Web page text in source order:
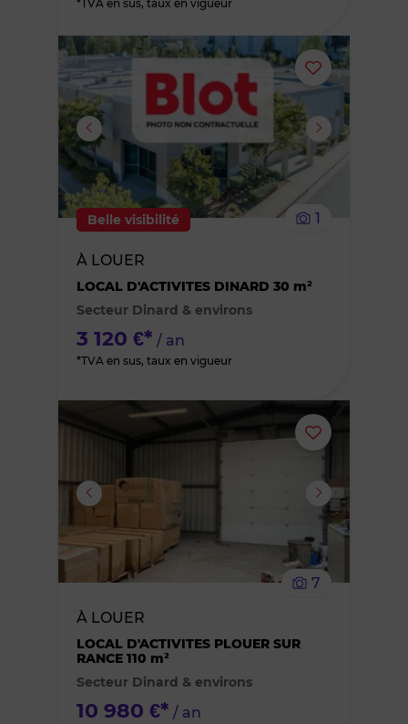
*TVA en sus, taux en vigueur
Ajouter
ou
supprimer
Belle visibilité 1
À LOUER
LOCAL D'ACTIVITES DINARD 30 m²
Secteur Dinard & environs
3 120 €* / an
*TVA en sus, taux en vigueur
Ajouter
ou
supprimer
le
7
À LOUER
LOCAL D'ACTIVITES PLOUER SUR
RANCE 110 m²
Secteur Dinard & environs
10 980 €* / an